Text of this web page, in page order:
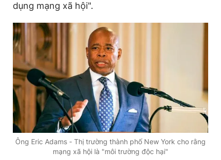
0906 645 777
Đặt báo Quảng cáo RSS
Tổng biên tập: Nguyễn Ngọc Toàn
Phó tổng biên tập thường trực: Hải Thành
Phó tổng biên tập: Lâm Hiếu Dũng
Phó tổng biên tập: Trần Việt Hưng
Tổng thư ký tòa soạn: Đức Trung
Giấy phép xuất bản số 110/GP - BTTTT cấp ngày 24.3.2020
© 2003-2026 Bản quyền thuộc về Báo Thanh Niên. Cấm sao
chép dưới mọi hình thức nếu không có sự chấp thuận bằng văn
bản. Phát triển bởi ePi Technologies, JSC.
dụng mạng xã hội".
Ông Eric Adams - Thị trường thành phố New York cho rằng
mạng xã hội là "môi trường độc hại"